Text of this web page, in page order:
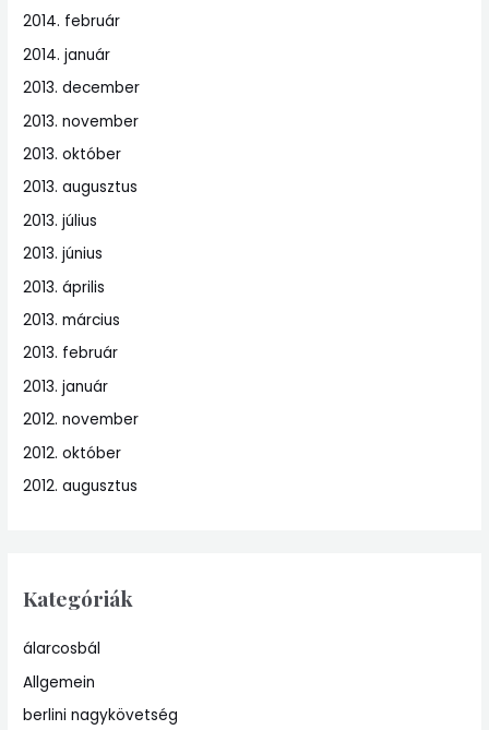
2014. február
2014. január
2013. december
2013. november
2013. október
2013. augusztus
2013. július
2013. június
2013. április
2013. március
2013. február
2013. január
2012. november
2012. október
2012. augusztus
Kategóriák
álarcosbál
Allgemein
berlini nagykövetség